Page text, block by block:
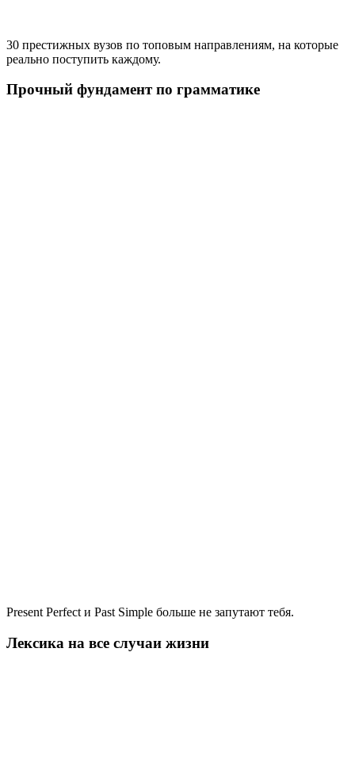
30 престижных вузов по топовым направлениям, на которые
реально поступить каждому.
Прочный фундамент по грамматике
Present Perfect и Past Simple больше не запутают тебя.
Лексика на все случаи жизни